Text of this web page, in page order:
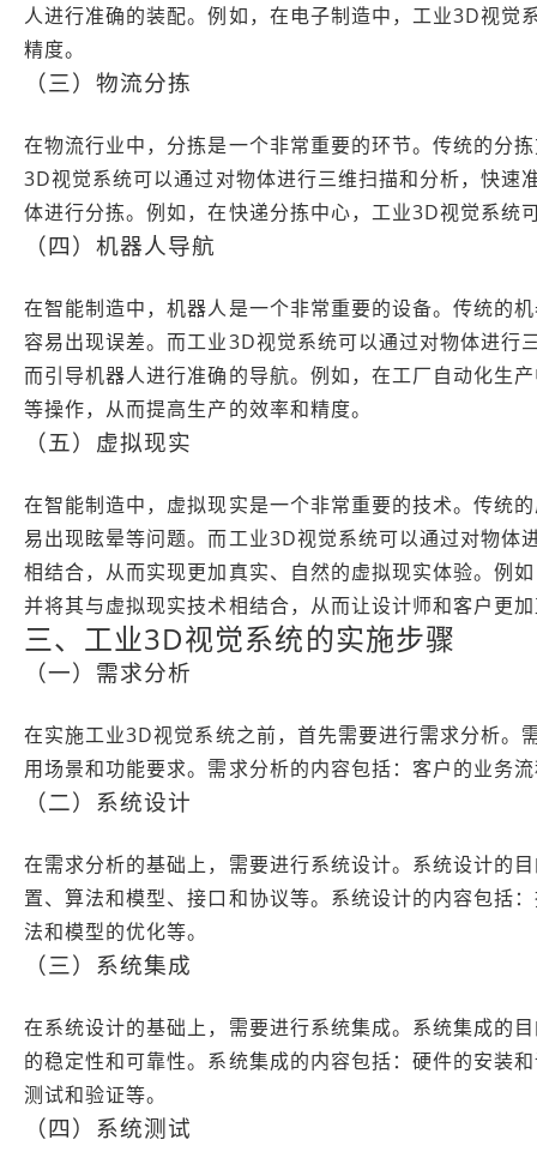
人进行准确的装配。例如，在电子制造中，工业3D视
精度。
（三）物流分拣
在物流行业中，分拣是一个非常重要的环节。传统的分
3D视觉系统可以通过对物体进行三维扫描和分析，快
体进行分拣。例如，在快递分拣中心，工业3D视觉系
（四）机器人导航
在智能制造中，机器人是一个非常重要的设备。传统的
容易出现误差。而工业3D视觉系统可以通过对物体进
而引导机器人进行准确的导航。例如，在工厂自动化生
等操作，从而提高生产的效率和精度。
（五）虚拟现实
在智能制造中，虚拟现实是一个非常重要的技术。传统
易出现眩晕等问题。而工业3D视觉系统可以通过对物
相结合，从而实现更加真实、自然的虚拟现实体验。例
并将其与虚拟现实技术相结合，从而让设计师和客户更
三、工业3D视觉系统的实施步骤
（一）需求分析
在实施工业3D视觉系统之前，首先需要进行需求分析
用场景和功能要求。需求分析的内容包括：客户的业务
（二）系统设计
在需求分析的基础上，需要进行系统设计。系统设计的
置、算法和模型、接口和协议等。系统设计的内容包括
法和模型的优化等。
（三）系统集成
在系统设计的基础上，需要进行系统集成。系统集成的
的稳定性和可靠性。系统集成的内容包括：硬件的安装
测试和验证等。
（四）系统测试